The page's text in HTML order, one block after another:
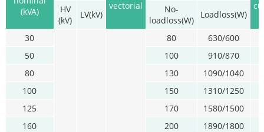
(kVA)
vectorial
HV
(kV)
LV(kV)
No-
loadloss(W)
Loadloss(W)
30 80 630/600
50
100 910/870
80
130 1090/1040
100
150 1310/1250
125
170 1580/1500
160
200 1890/1800